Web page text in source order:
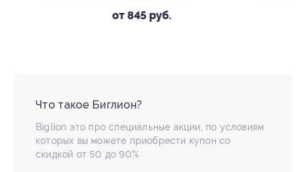
Что такое Биглион?
Biglion это про специальные акции, по условиям
которых вы можете приобрести купон со
скидкой от 50 до 90%